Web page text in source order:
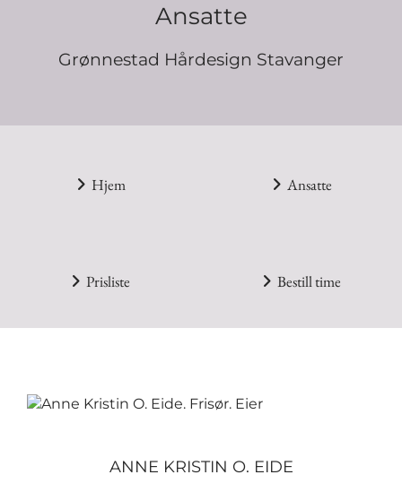
Ansatte
Grønnestad Hårdesign Stavanger
 Hjem  Ansatte
 Prisliste  Bestill time
ANNE KRISTIN O. EIDE